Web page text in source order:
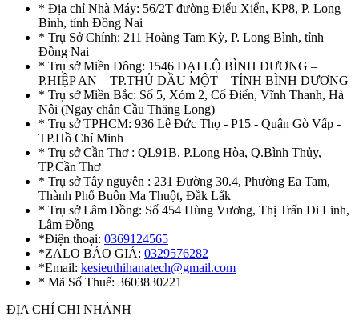
* Địa chỉ Nhà Máy: 56/2T đường Điểu Xiển, KP8, P. Long
Bình, tỉnh Đồng Nai
* Trụ Sở Chính: 211 Hoàng Tam Kỳ, P. Long Bình, tỉnh
Đồng Nai
* Trụ sở Miền Đông: 1546 ĐẠI LỘ BÌNH DƯƠNG –
P.HIỆP AN – TP.THỦ DẦU MỘT – TỈNH BÌNH DƯƠNG
* Trụ sở Miền Bắc: Số 5, Xóm 2, Cổ Điển, Vĩnh Thanh, Hà
Nôi (Ngay chân Cầu Thăng Long)
* Trụ sở TPHCM: 936 Lê Đức Thọ - P15 - Quận Gò Vấp -
TP.Hồ Chí Minh
* Trụ sở Cần Thơ : QL91B, P.Long Hòa, Q.Bình Thủy,
TP.Cần Thơ
* Trụ sở Tây nguyên : 231 Đường 30.4, Phường Ea Tam,
Thành Phố Buôn Ma Thuột, Đắk Lắk
* Trụ sở Lâm Đồng: Số 454 Hùng Vương, Thị Trấn Di Linh,
Lâm Đồng
*Điện thoại: 0369124565
*ZALO BÁO GIÁ: 0329576282
*Email: kesieuthihanatech@gmail.com
* Mã Số Thuế: 3603830221
ĐỊA CHỈ CHI NHÁNH